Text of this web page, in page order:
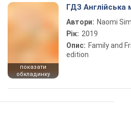
показати
обкладинку
ГДЗ Англійська
Автори: Naomi
Рік: 2019
Опис: Family and
edition